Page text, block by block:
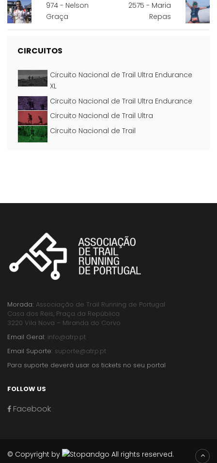
974 - Nelson
Graça
2575 - Maria
Repas
CIRCUITOS
Circuito Nacional de Trail Ultra Endurance
XL
Circuito Nacional de Trail Ultra Endurance
Circuito Nacional de Trail Ultra
Circuito Nacional de Trail
Morada: Associação de Trail Running de Portugal
Casa dos Reis, Praça da República
3220 Vila Nova – Miranda do Corvo
Email Geral: info@atrp.pt
Email Suporte: suporte@atrp.pt
Para suporte deverá usar os tickets no seu portal
FOLLOW US
Facebook
© Copyright by All rights reserved.